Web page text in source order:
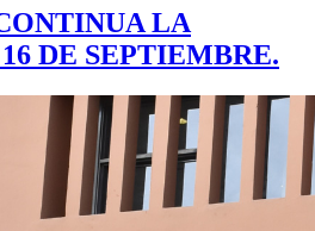
LA
DE SEPTIEMBRE.